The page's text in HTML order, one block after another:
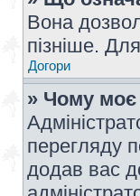
Вона
пізніше.
Догори
» Чому моє
перегляду
додав вас